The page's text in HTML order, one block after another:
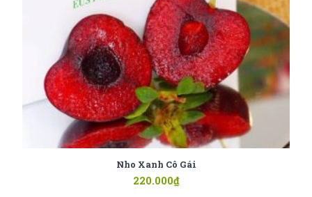
Nho Xanh Cô Gái
220.000₫